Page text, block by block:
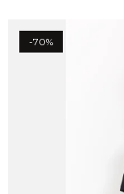
-70%